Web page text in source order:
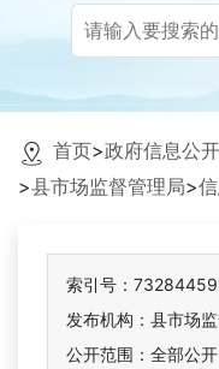
首页>政府信息公开
>县市场监督管理局>
索引号：
发布机构：县市场
公开范围：全部公开